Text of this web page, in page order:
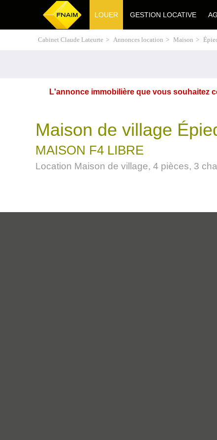
LOUER GESTION LOCATIVE
Cabinet Claude Lateurte > Annonces location > Maison >
L'annonce immobilière que vous souhaitez
Maison de village
MAISON F4 LIBRE
Location Maison de village, 4 pièces, 3